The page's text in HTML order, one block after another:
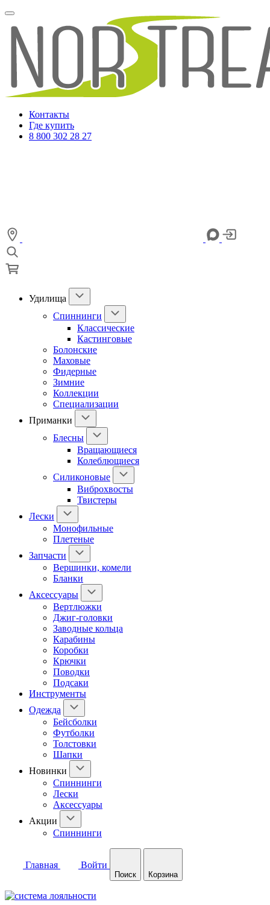
Контакты
Где купить
8 800 302 28 27
Удилища
Спиннинги
Классические
Кастинговые
Болонские
Маховые
Фидерные
Зимние
Коллекции
Специализации
Приманки
Блесны
Вращающиеся
Колеблющиеся
Силиконовые
Виброхвосты
Твистеры
Лески
Монофильные
Плетеные
Запчасти
Вершинки, комели
Бланки
Аксессуары
Вертлюжки
Джиг-головки
Заводные кольца
Карабины
Коробки
Крючки
Поводки
Подсаки
Инструменты
Одежда
Бейсболки
Футболки
Толстовки
Шапки
Новинки
Спиннинги
Лески
Аксессуары
Акции
Спиннинги
Главная Войти
Поиск Корзина